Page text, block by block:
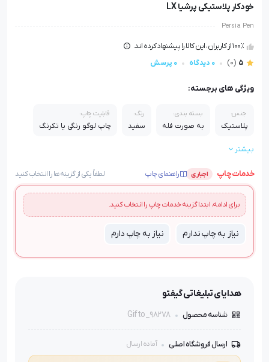
خودکار پلاستیکی پرشیا LX
Persia Pen
100٪ از کاربران، این کالا را پیشنهاد کرده اند.
5
(0) 0 دیدگاه 0 پرسش
ویژگی های برجسته:
جنس:
پلاستیک
بسته بندی:
به صورت فله
رنگ:
سفید
قابلیت چاپ:
چاپ لوگو رنگی یا تکرنگ
مدل فروش:
بیشتر
خدمات چاپ اجباری راهنمای چاپ لطفاً یکی از گزینه‌ها را انتخاب کنید
برای ادامه، ابتدا گزینه خدمات چاپ را انتخاب کنید.
نیاز به چاپ ندارم نیاز به چاپ دارم
هدایای تبلیغاتی گیفتو
شناسه محصول Gifto_98278
ارسال فروشگاه اصلی آماده ارسال